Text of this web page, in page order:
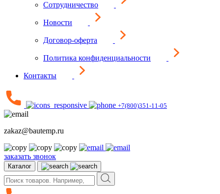
Сотрудничество
Новости
Договор-оферта
Политика конфиденциальности
Контакты
+7(800)351-11-05
zakaz@bautemp.ru
заказать звонок
Каталог